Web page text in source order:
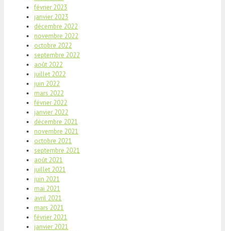
février 2023
janvier 2023
décembre 2022
novembre 2022
octobre 2022
septembre 2022
août 2022
juillet 2022
juin 2022
mars 2022
février 2022
janvier 2022
décembre 2021
novembre 2021
octobre 2021
septembre 2021
août 2021
juillet 2021
juin 2021
mai 2021
avril 2021
mars 2021
février 2021
janvier 2021